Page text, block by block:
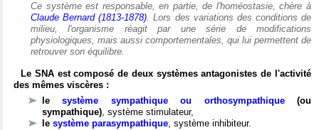
Ce système est responsable, en partie, de l'homéostasie, chère à
Claude Bernard (1813-1878). Lors des variations des conditions de
milieu, l'organisme réagit par une série de modifications
physiologiques, mais aussi comportementales, qui lui permettent de
retrouver son équilibre.
Le SNA est composé de deux systèmes antagonistes de l'activité
des mêmes viscères :
lesystème sympathique ou orthosympathique(ou
sympathique), système stimulateur,
le système parasympathique, système inhibiteur.